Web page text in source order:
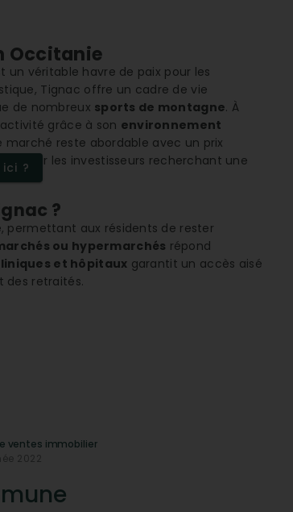
Occitanie
véritable havre de paix pour les
Tignac offre un cadre de vie
de nombreux sports de montagne. À
grâce à son environnement
reste abordable avec un prix
pour les investisseurs recherchant une
?
?
permettant aux résidents de rester
ou hypermarchés répond
et hôpitaux garantit un accès aisé
des retraités.
quête d'une vie paisible. La
elle la vie locale ?
Cette infrastructure numérique,
et personnelle idéal pour les
ventes immobilier
2022